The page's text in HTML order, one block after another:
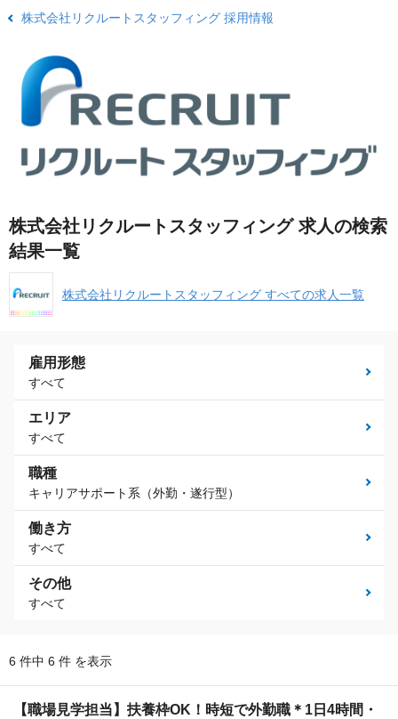
株式会社リクルートスタッフィング 採用情報
株式会社リクルートスタッフィング 求人の検索
結果一覧
株式会社リクルートスタッフィング すべての求人一覧
雇用形態
すべて
エリア
すべて
職種
キャリアサポート系（外勤・遂行型）
働き方
すべて
その他
すべて
6 件中 6 件 を表示
【職場見学担当】扶養枠OK！時短で外勤職＊1日4時間・